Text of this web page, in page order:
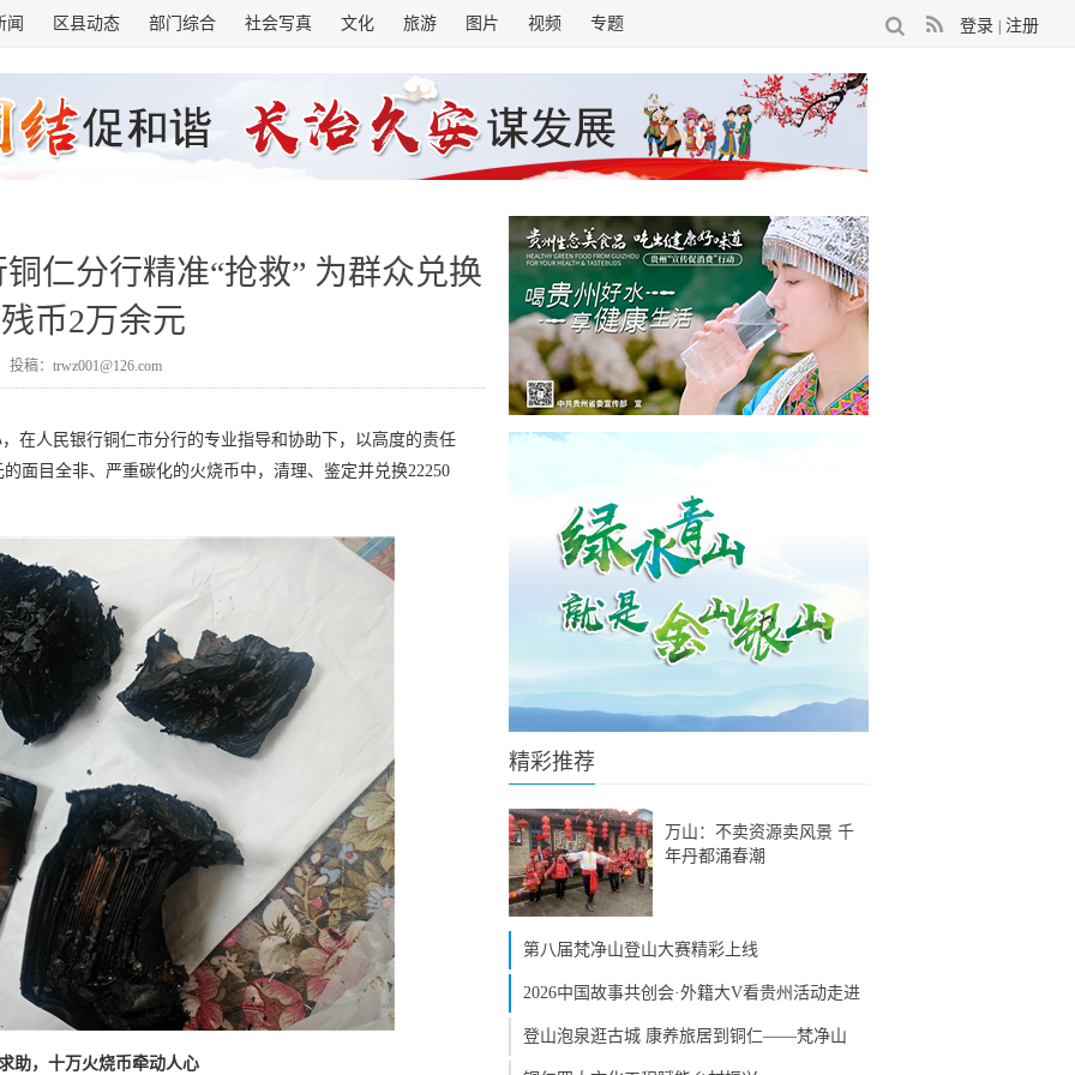
登录 注册
闻 区县动态 部门综合 社会写真 文化 旅游 图片 视频 专题
仁分行精准“抢救” 为群众兑换
币2万余元
投稿：trwz001@126.com
在人民银行铜仁市分行的专业指导和协助下，以高度的责任
面目全非、严重碳化的火烧币中，清理、鉴定并兑换22250
助，十万火烧币牵动人心
精彩推荐
万山：不卖资源卖风景 千
年丹都涌春潮
第八届梵净山登山大赛精彩上线
2026中国故事共创会·外籍大V看贵州活动走进
登山泡泉逛古城 康养旅居到铜仁——梵净山